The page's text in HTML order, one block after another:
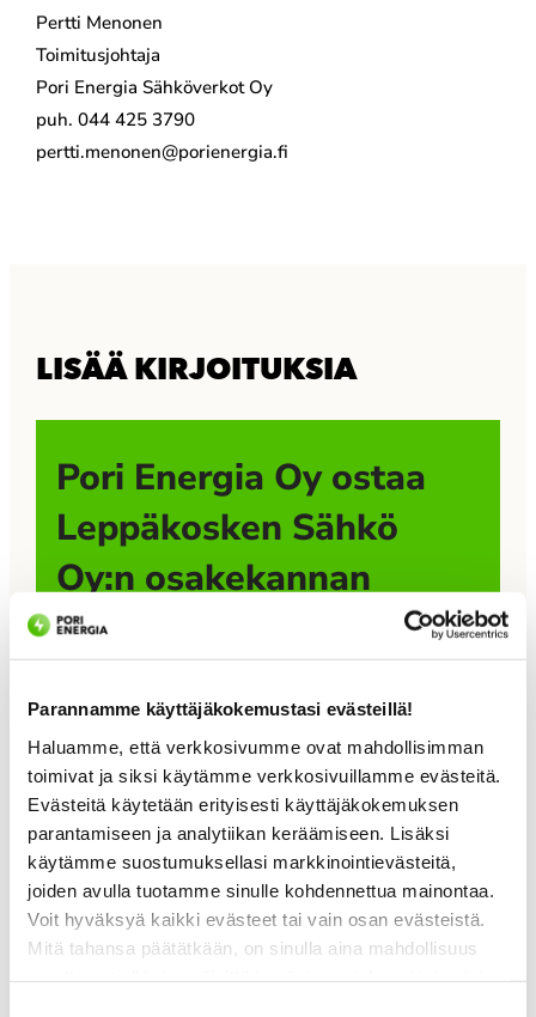
Parannamme käyttäjäkokemustasi evästeillä!
Haluamme, että verkkosivumme ovat mahdollisimman
toimivat ja siksi käytämme verkkosivuillamme evästeitä.
Evästeitä käytetään erityisesti käyttäjäkokemuksen
parantamiseen ja analytiikan keräämiseen. Lisäksi
käytämme suostumuksellasi markkinointievästeitä,
joiden avulla tuotamme sinulle kohdennettua mainontaa.
Voit hyväksyä kaikki evästeet tai vain osan evästeistä.
Mitä tahansa päätätkään, on sinulla aina mahdollisuus
Pertti Menonen
Toimitusjohtaja
Pori Energia Sähköverkot Oy
puh. 044 425 3790
pertti.menonen@porienergia.fi
LISÄÄ KIRJOITUKSIA
Pori Energia Oy ostaa
Leppäkosken Sähkö
Oy:n osakekannan
Pori Energia Oy on allekirjoittanut sopimuksen
Leppäkosken Sähkö Oy:n osakekannan ostamisesta
Leppäkoski Groupilta. Kaupan toteutuessa
tytäryhtiön Pori Energia -konserniin. Kaupan
toteutuminen edellyttää viranomaisten
hyväksyntää. Kauppahinta ei ole julkinen.
Leppäkoski Group tiedotti strategiamuutoksen
valmistelusta ja sen vaikutuksista toimintansa
painopisteisiin ensimmäisen kerran tammikuussa
2026. Tuolloin kerrottiin mahdollisista
Pori Energia
SuomiAreenassa 23.–